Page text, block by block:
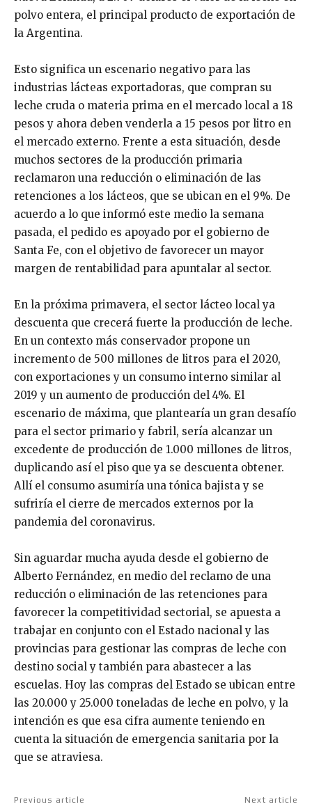
polvo entera, el principal producto de exportación de
la Argentina.
Esto significa un escenario negativo para las
industrias lácteas exportadoras, que compran su
leche cruda o materia prima en el mercado local a 18
pesos y ahora deben venderla a 15 pesos por litro en
el mercado externo. Frente a esta situación, desde
muchos sectores de la producción primaria
reclamaron una reducción o eliminación de las
retenciones a los lácteos, que se ubican en el 9%. De
acuerdo a lo que informó este medio la semana
pasada, el pedido es apoyado por el gobierno de
Santa Fe, con el objetivo de favorecer un mayor
margen de rentabilidad para apuntalar al sector.
En la próxima primavera, el sector lácteo local ya
descuenta que crecerá fuerte la producción de leche.
En un contexto más conservador propone un
incremento de 500 millones de litros para el 2020,
con exportaciones y un consumo interno similar al
2019 y un aumento de producción del 4%. El
escenario de máxima, que plantearía un gran desafío
para el sector primario y fabril, sería alcanzar un
excedente de producción de 1.000 millones de litros,
duplicando así el piso que ya se descuenta obtener.
Allí el consumo asumiría una tónica bajista y se
sufriría el cierre de mercados externos por la
pandemia del coronavirus.
Sin aguardar mucha ayuda desde el gobierno de
Alberto Fernández, en medio del reclamo de una
reducción o eliminación de las retenciones para
favorecer la competitividad sectorial, se apuesta a
trabajar en conjunto con el Estado nacional y las
provincias para gestionar las compras de leche con
destino social y también para abastecer a las
escuelas. Hoy las compras del Estado se ubican entre
las 20.000 y 25.000 toneladas de leche en polvo, y la
intención es que esa cifra aumente teniendo en
cuenta la situación de emergencia sanitaria por la
que se atraviesa.
Previous article Next article